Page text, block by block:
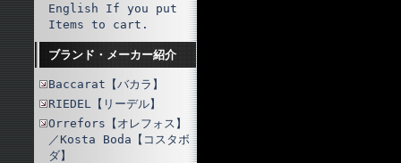
English If you put
Items to cart.
ブランド・メーカー紹介
Baccarat【バカラ】
RIEDEL【リーデル】
Orrefors【オレフォス】
／Kosta Boda【コスタボ
ダ】